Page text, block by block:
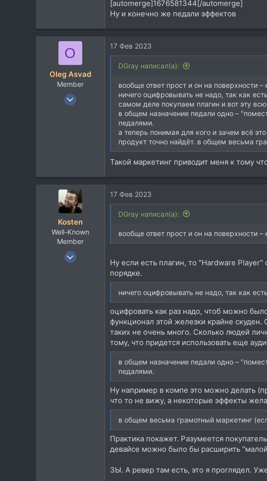
37
[automerge]1676581344[/automerge]
Ну и конечно же педали эффектов
O
Oleg Asvad
Member
22 Янв 2019
17 Фев 2023
DGray написал(а):
вообще ответ прост и он на поверхности –
ничего оцифровывать не надо, так как
самом деле покупаем плагин и вот эту
в общем назначение педали одно –
педалями.
а теперь понимая для кого и зачем всё
продукт точно найдёт. в общем весьма
Такой маркетинг приводит меня к тому
Kosten
Well-Known
Member
21 Янв 2005
17 Фев 2023
DGray написал(а):
вообще ответ прост и он на поверхности –
Ну если есть плагин, то "Hardware
порядке.
ничего оцифровывать не надо, так как
оцифровать как раз надо, чтоб можно
функционал этой железки крайне скуден.
таких не очень много. Сколько людей
тому, что придется использовать еще
в общем назначение педали одно –
педалями.
Ну например в компе это можно делать
что то не вижу, а некоторые эффекты
в общем весьма грамотный маркетинг
Практика покажет. Разумеется
девайсе можно было бы расширить
ЗЫ. А ревер там есть, это я проглядел.